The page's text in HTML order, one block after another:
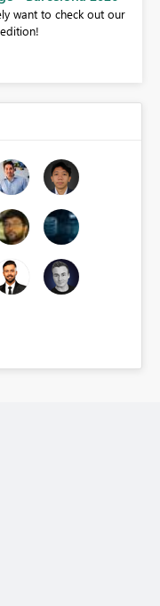
want to check out our